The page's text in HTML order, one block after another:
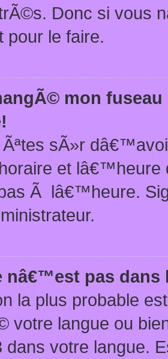
Donc si vous
pour le faire.
mon
Ãªtes sÃ»r
et
Ã lâ€™heure.
nâ€™est pas dans
la plus probable
votre langue ou
dans votre langue.